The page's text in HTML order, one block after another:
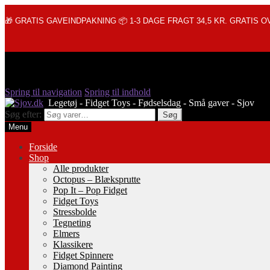
🎁 GRATIS GAVEINDPAKNING 📦 1-3 DAGE FRAGT 34,5 KR. GRATIS
Spring til navigation Spring til indhold
Søg efter:
Søg
Menu
Forside
Shop
Alle produkter
Octopus – Blæksprutte
Pop It – Pop Fidget
Fidget Toys
Stressbolde
Tegneting
Elmers
Klassikere
Fidget Spinnere
Diamond Painting